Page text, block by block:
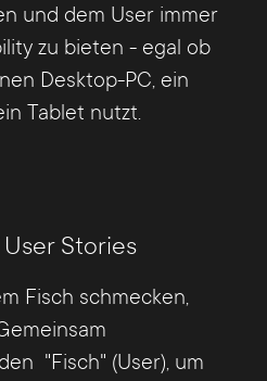
und dem User immer
zu bieten - egal ob
Desktop-PC, ein
Tablet nutzt.
Stories
Fisch schmecken,
"Fisch" (User), um